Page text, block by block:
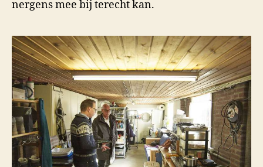
nergens mee bij terecht kan.